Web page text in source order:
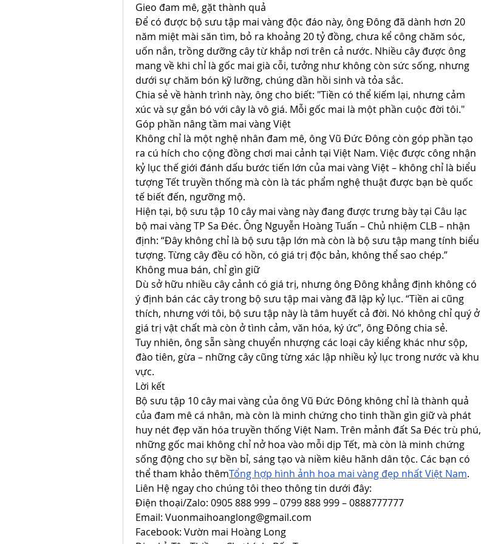
Gieo đam mê, gặt thành quả
Để có được bộ sưu tập mai vàng độc đáo này, ông Đông đã dành hơn 20
năm miệt mài săn tìm, bỏ ra khoảng 20 tỷ đồng, chưa kể công chăm sóc,
uốn nắn, trồng dưỡng cây từ khắp nơi trên cả nước. Nhiều cây được ông
mang về khi chỉ là gốc mai già cỗi, tưởng như không còn sức sống, nhưng
dưới sự chăm bón kỹ lưỡng, chúng dần hồi sinh và tỏa sắc.
Chia sẻ về hành trình này, ông cho biết: "Tiền có thể kiếm lại, nhưng cảm
xúc và sự gắn bó với cây là vô giá. Mỗi gốc mai là một phần cuộc đời tôi."
Góp phần nâng tầm mai vàng Việt
Không chỉ là một nghệ nhân đam mê, ông Vũ Đức Đông còn góp phần tạo
ra cú hích cho cộng đồng chơi mai cảnh tại Việt Nam. Việc được công nhận
kỷ lục thế giới đánh dấu bước tiến lớn của mai vàng Việt – không chỉ là biểu
tượng Tết truyền thống mà còn là tác phẩm nghệ thuật được bạn bè quốc
tế biết đến, ngưỡng mộ.
Hiện tại, bộ sưu tập 10 cây mai vàng này đang được trưng bày tại Câu lạc
bộ mai vàng TP Sa Đéc. Ông Nguyễn Hoàng Tuấn – Chủ nhiệm CLB – nhận
định: “Đây không chỉ là bộ sưu tập lớn mà còn là bộ sưu tập mang tính biểu
tượng. Từng cây đều có hồn, có giá trị độc bản, không thể sao chép.”
Không mua bán, chỉ gìn giữ
Dù sở hữu nhiều cây cảnh có giá trị, nhưng ông Đông khẳng định không có
ý định bán các cây trong bộ sưu tập mai vàng đã lập kỷ lục. “Tiền ai cũng
thích, nhưng với tôi, bộ sưu tập này là tâm huyết cả đời. Nó không chỉ quý ở
giá trị vật chất mà còn ở tình cảm, văn hóa, ký ức”, ông Đông chia sẻ.
Tuy nhiên, ông sẵn sàng chuyển nhượng các loại cây kiểng khác như sộp,
đào tiên, gừa – những cây cũng từng xác lập nhiều kỷ lục trong nước và khu
vực.
Lời kết
Bộ sưu tập 10 cây mai vàng của ông Vũ Đức Đông không chỉ là thành quả
của đam mê cá nhân, mà còn là minh chứng cho tinh thần gìn giữ và phát
huy nét đẹp văn hóa truyền thống Việt Nam. Trên mảnh đất Sa Đéc trù phú,
những gốc mai không chỉ nở hoa vào mỗi dịp Tết, mà còn là minh chứng
sống động cho sự bền bỉ, sáng tạo và niềm kiêu hãnh dân tộc. Các bạn có
thể tham khảo thêmTổng hợp hình ảnh hoa mai vàng đẹp nhất Việt Nam.
Liên Hệ ngay cho chúng tôi theo thông tin dưới đây:
Điện thoại/Zalo: 0905 888 999 – 0799 888 999 – 0888777777
Email: Vuonmaihoanglong@gmail.com
Facebook: Vườn mai Hoàng Long